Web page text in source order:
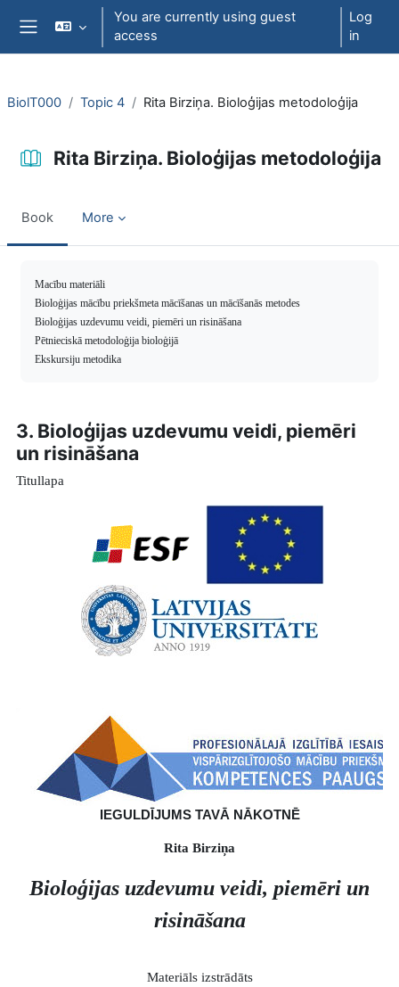
Skip to main content
You are currently using guest
access
Log
in
BiolT000 Topic 4 Rita Birziņa. Bioloģijas metodoloģija
Rita Birziņa. Bioloģijas metodoloģija
Book More
Macību materiāli
Bioloģijas mācību priekšmeta mācīšanas un mācīšanās metodes
Bioloģijas uzdevumu veidi, piemēri un risināšana
Pētnieciskā metodoloģija bioloģijā
Ekskursiju metodika
3. Bioloģijas uzdevumu veidi, piemēri
un risināšana
Titullapa
IEGULDĪJUMS TAVĀ NĀKOTNĒ
Rita Birziņa
Bioloģijas uzdevumu veidi, piemēri un
risināšana
Materiāls izstrādāts